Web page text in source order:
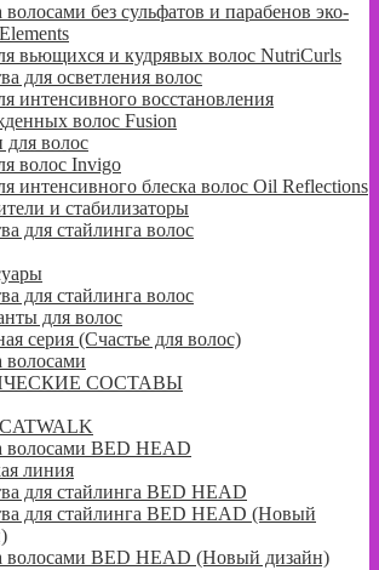
волосами без сульфатов и парабенов эко-
вьющихся и кудрявых волос NutriCurls
для осветления волос
интенсивного восстановления
волос Fusion
для волос
волос Invigo
интенсивного блеска волос Oil Reflections
и стабилизаторы
для стайлинга волос
для стайлинга волос
для волос
серия (Счастье для волос)
волосами
СОСТАВЫ
волосами BED HEAD
линия
для стайлинга BED HEAD
для стайлинга BED HEAD (Новый
волосами BED HEAD (Новый дизайн)